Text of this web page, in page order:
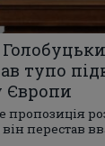
тупо
Європи
пропозиція
він перестав